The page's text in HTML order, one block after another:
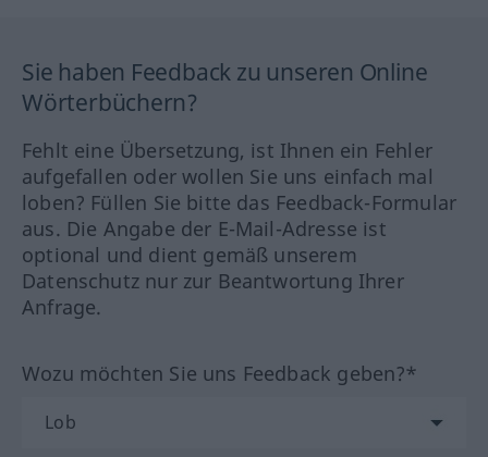
Sie haben Feedback zu unseren Online
Wörterbüchern?
Fehlt eine Übersetzung, ist Ihnen ein Fehler
aufgefallen oder wollen Sie uns einfach mal
loben? Füllen Sie bitte das Feedback-Formular
aus. Die Angabe der E-Mail-Adresse ist
optional und dient gemäß unserem
Datenschutz nur zur Beantwortung Ihrer
Anfrage.
Wozu möchten Sie uns Feedback geben?*